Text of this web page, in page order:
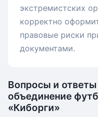
экстремистских
корректно
правовые риски
документами.
Вопросы и
объединение
«Киборги»